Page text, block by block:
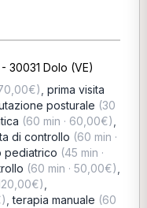
30031 Dolo (VE)
prima visita
posturale (30
(60 min · 60,00€)
di controllo (60 min ·
pediatrico (45 min ·
(60 min · 50,00€)
,terapia manuale (60